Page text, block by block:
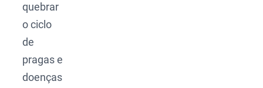
quebrar
o ciclo
de
pragas e
doenças